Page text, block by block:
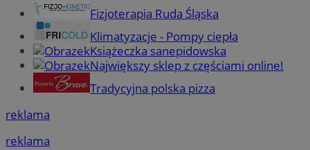
Fizjoterapia Ruda Śląska
Klimatyzacje - Pompy ciepła
Książeczka sanepidowska
Największy sklep z częściami online!
Tradycyjna polska pizza
reklama
reklama